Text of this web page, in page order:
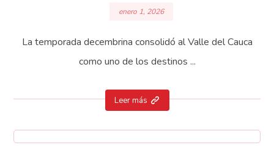
enero 1, 2026
La temporada decembrina consolidó al Valle del Cauca
como uno de los destinos ...
Leer más